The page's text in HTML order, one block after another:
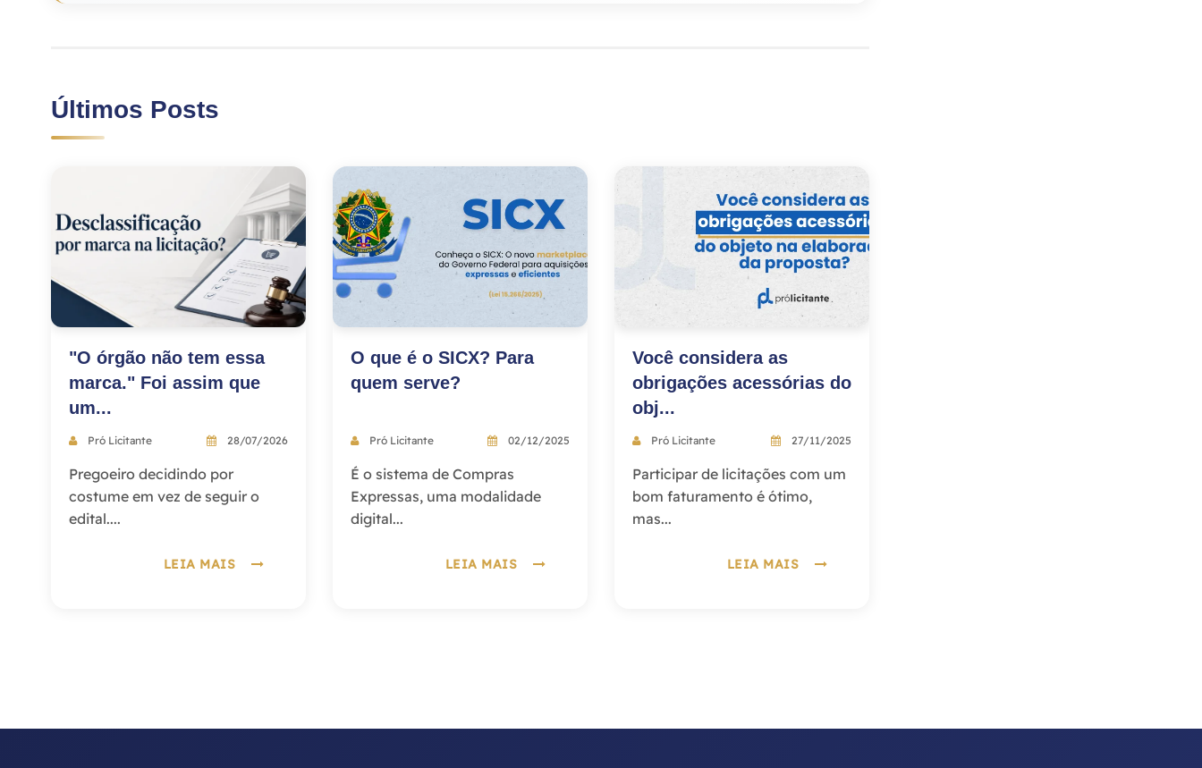
Últimos Posts
"O órgão não tem essa
marca." Foi assim que
um...
Pró Licitante 28/07/2026
Pregoeiro decidindo por
costume em vez de seguir o
edital....
LEIA MAIS
O que é o SICX? Para
quem serve?
Pró Licitante 02/12/2025
É o sistema de Compras
Expressas, uma modalidade
digital...
LEIA MAIS
Você considera as
obrigações acessórias do
obj...
Pró Licitante 27/11/2025
Participar de licitações com um
bom faturamento é ótimo,
mas...
LEIA MAIS